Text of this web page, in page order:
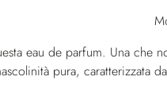
eau de parfum. Una che
pura, caratterizzata